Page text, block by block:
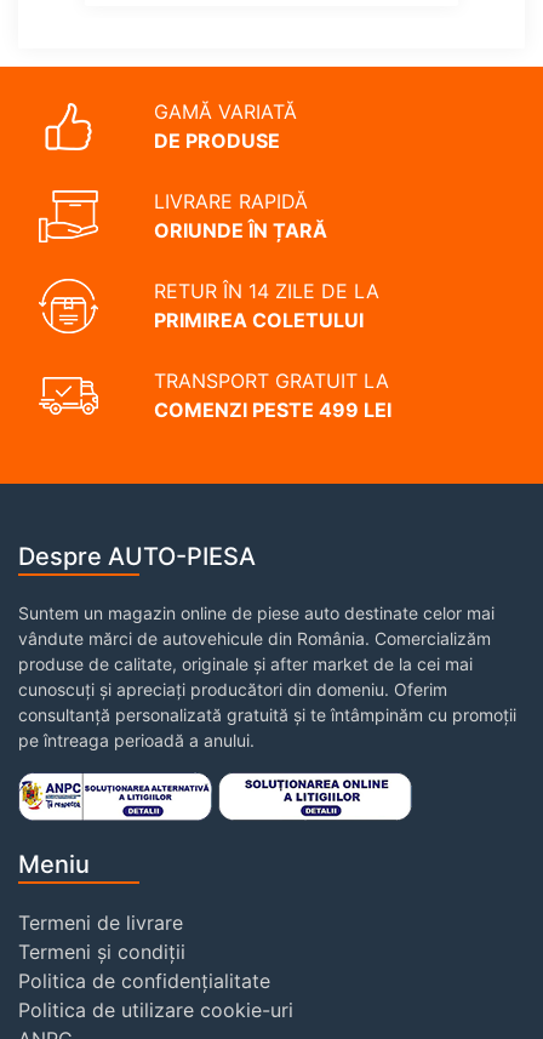
GAMĂ VARIATĂ
DE PRODUSE
LIVRARE RAPIDĂ
ORIUNDE ÎN ȚARĂ
RETUR ÎN 14 ZILE DE LA
PRIMIREA COLETULUI
TRANSPORT GRATUIT LA
COMENZI PESTE 499 LEI
Despre AUTO-PIESA
Suntem un magazin online de piese auto destinate celor mai
vândute mărci de autovehicule din România. Comercializăm
produse de calitate, originale și after market de la cei mai
cunoscuți și apreciați producători din domeniu. Oferim
consultanță personalizată gratuită și te întâmpinăm cu promoții
pe întreaga perioadă a anului.
Meniu
Termeni de livrare
Termeni și condiții
Politica de confidențialitate
Politica de utilizare cookie-uri